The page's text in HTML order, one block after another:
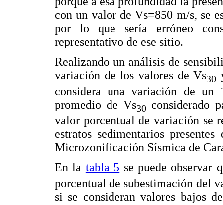
con un valor de Vs=850 m/s, se
por lo que sería erróneo
representativo de ese sitio.
Realizando un análisis de
variación de los valores de Vs30
considera una variación de
promedio de Vs30considerado
valor porcentual de variación se
estratos sedimentarios
Microzonificación Sísmica de
En la tabla 5 se puede observar
porcentual de subestimación del
si se consideran valores bajos